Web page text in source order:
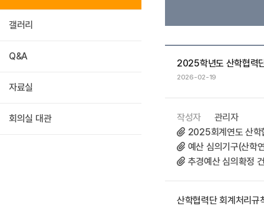
갤러리
Q&A
자료실
회의실 대관
2025학년도 산학협력
2026-02-19
작성자
관리자
2025회계연도 산
예산 심의기구(산
추경예산 심의확정
산학협력단 회계처리